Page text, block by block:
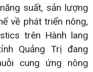
suất, sản lượng
về phát triển nông,
trên Hành lang
Quảng Trị đang
cung ứng nông